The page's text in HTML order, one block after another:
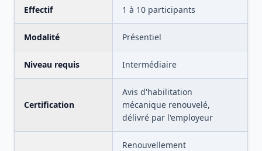
Effectif 1 à 10 participants
Modalité Présentiel
Niveau requis Intermédiaire
Certification
Avis d'habilitation
mécanique renouvelé,
délivré par l'employeur
Renouvellement